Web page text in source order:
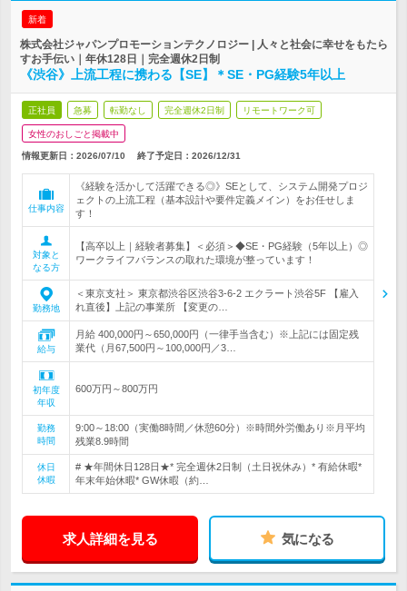
新着
株式会社ジャパンプロモーションテクノロジー | 人々と社会に幸せをもたら
すお手伝い｜年休128日｜完全週休2日制
《渋谷》上流工程に携わる【SE】＊SE・PG経験5年以上
正社員 急募 転勤なし 完全週休2日制 リモートワーク可
女性のおしごと掲載中
情報更新日：2026/07/10 終了予定日： 2026/12/31
仕事内容
《経験を活かして活躍できる◎》SEとして、システム開発プロジ
ェクトの上流工程（基本設計や要件定義メイン）をお任せしま
す！
対象と
なる方
【高卒以上｜経験者募集】＜必須＞◆SE・PG経験（5年以上）◎
ワークライフバランスの取れた環境が整っています！
勤務地
＜東京支社＞ 東京都渋谷区渋谷3-6-2 エクラート渋谷5F 【雇入
れ直後】上記の事業所 【変更の…
給与
月給 400,000円～650,000円（一律手当含む）※上記には固定残
業代（月67,500円～100,000円／3…
初年度
年収
600万円～800万円
勤務
時間
9:00～18:00（実働8時間／休憩60分）※時間外労働あり※月平均
残業8.9時間
休日
休暇
# ★年間休日128日★* 完全週休2日制（土日祝休み）* 有給休暇*
年末年始休暇* GW休暇（約…
求人詳細を見る 気になる